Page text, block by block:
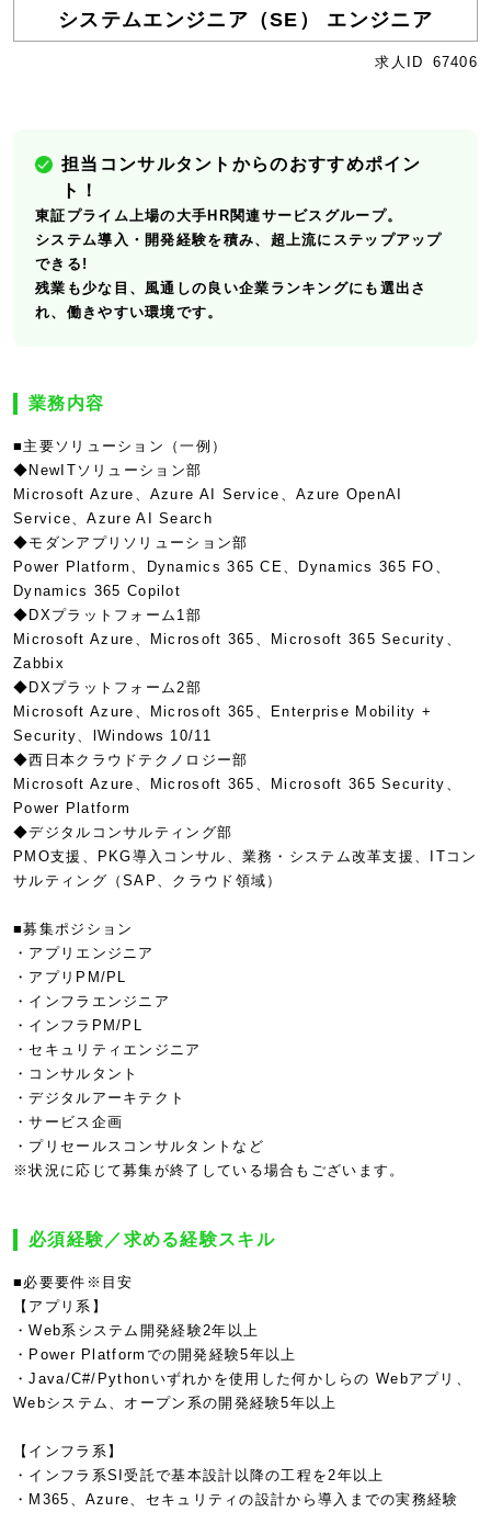
システムエンジニア（SE） エンジニア
求人ID 67406
担当コンサルタントからのおすすめポイン
ト！
東証プライム上場の大手HR関連サービスグループ。
システム導入・開発経験を積み、超上流にステップアップ
できる!
残業も少な目、風通しの良い企業ランキングにも選出さ
れ、働きやすい環境です。
業務内容
■主要ソリューション（一例）
◆NewITソリューション部
Microsoft Azure、Azure AI Service、Azure OpenAI
Service、Azure AI Search
◆モダンアプリソリューション部
Power Platform、Dynamics 365 CE、Dynamics 365 FO、
Dynamics 365 Copilot
◆DXプラットフォーム1部
Microsoft Azure、Microsoft 365、Microsoft 365 Security、
Zabbix
◆DXプラットフォーム2部
Microsoft Azure、Microsoft 365、Enterprise Mobility +
Security、lWindows 10/11
◆西日本クラウドテクノロジー部
Microsoft Azure、Microsoft 365、Microsoft 365 Security、
Power Platform
◆デジタルコンサルティング部
PMO支援、PKG導入コンサル、業務・システム改革支援、ITコン
サルティング（SAP、クラウド領域）
■募集ポジション
・アプリエンジニア
・アプリPM/PL
・インフラエンジニア
・インフラPM/PL
・セキュリティエンジニア
・コンサルタント
・デジタルアーキテクト
・サービス企画
・プリセールスコンサルタントなど
※状況に応じて募集が終了している場合もございます。
必須経験／求める経験スキル
■必要要件※目安
【アプリ系】
・Web系システム開発経験2年以上
・Power Platformでの開発経験5年以上
・Java/C#/Pythonいずれかを使用した何かしらの Webアプリ、
Webシステム、オープン系の開発経験5年以上
【インフラ系】
・インフラ系SI受託で基本設計以降の工程を2年以上
・M365、Azure、セキュリティの設計から導入までの実務経験